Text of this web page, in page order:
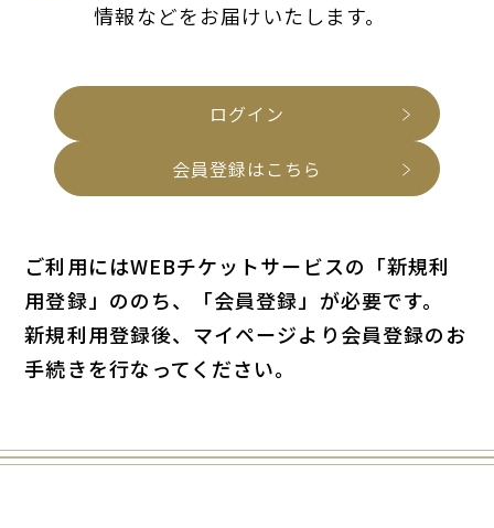
情報などをお届けいたします。
ログイン
会員登録はこちら
ご利用にはWEBチケットサービスの「新規利
用登録」ののち、「会員登録」が必要です。
新規利用登録後、マイページより会員登録のお
手続きを行なってください。